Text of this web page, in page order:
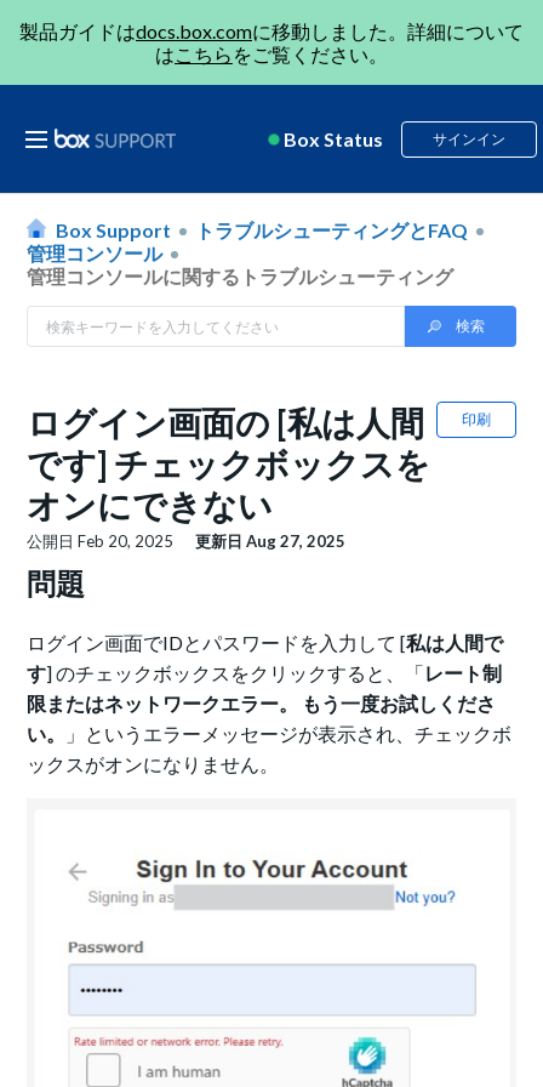
製品ガイドはdocs.box.comに移動しました。詳細について
はこちら をご覧ください。
Box Status サインイン
Box Support
トラブルシューティングとFAQ
管理コンソール
管理コンソールに関するトラブルシューティング
印刷
ログイン画面の [私は人間
です] チェックボックスを
オンにできない
公開日Feb 20, 2025 更新日Aug 27, 2025
問題
ログイン画面でIDとパスワードを入力して [私は人間で
す] のチェックボックスをクリックすると、「レート制
限またはネットワークエラー。 もう一度お試しくださ
い。
」というエラーメッセージが表示され、チェックボ
ックスがオンになりません。